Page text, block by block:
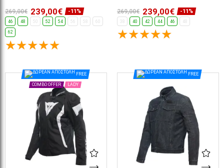
269,00€ 239,00€ -11%
46 48 50 52 54 56 58 60
62
269,00€ 239,00€ -11%
38 40 42 44 46 48
FREE
COMBO OFFER LADY
FREE